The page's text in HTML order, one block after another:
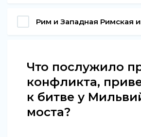
Рим и Западная Римская
Что послужило
конфликта,
к битве у
моста?